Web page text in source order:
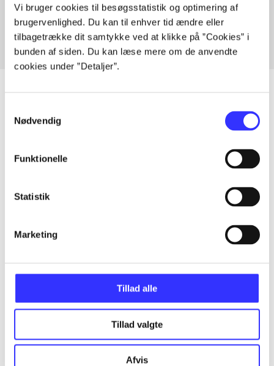
Vi bruger cookies til besøgsstatistik og optimering af
brugervenlighed. Du kan til enhver tid ændre eller
tilbagetrække dit samtykke ved at klikke på ”Cookies” i
bunden af siden. Du kan læse mere om de anvendte
cookies under ”Detaljer”.
Nødvendig
Funktionelle
Statistik
Marketing
Tillad alle
Tillad valgte
Afvis
Fra
Artikler
...